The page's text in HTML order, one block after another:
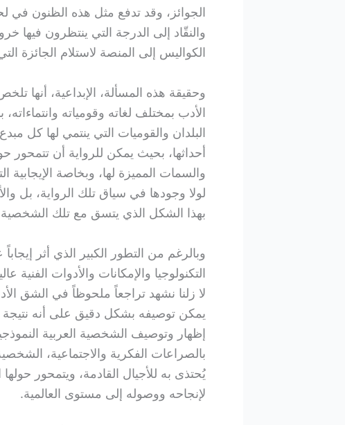
الجوائز، وقد تدفع مثل هذه الظنون
والنقّاد إلى الدرجة التي ينتظرون
الكواليس إلى المنصة لاستلام الجائزة
وحقيقة هذه المسألة، الإبداعية، أنها
الأدب بمختلف لغاته وقومياته
البلدان والقوميات التي ينتمي لها كل
أحداثها، بحيث يمكن للرواية أن
والسمات المميزة لها، وبخاصة الإيجابية
لولا وجودها في سياق تلك الرواية، بل
بهذا الشكل الذي يتسق مع تلك الشخصية
وبالرغم من التطور الكبير الذي أثر
التكنولوجيا والإمكانات والأدوات الفنية
لا زلنا نشهد تراجعاً ملحوظاً في الشق
يمكن توصيفه بشكل دقيق على أنه نتيجة
إظهار وتوصيف الشخصية العربية
بالصراعات الفكرية والاجتماعية،
يُحتذى به للأجيال القادمة، ويتمحور
لإنجاحه ووصوله إلى مستوى العالمية.